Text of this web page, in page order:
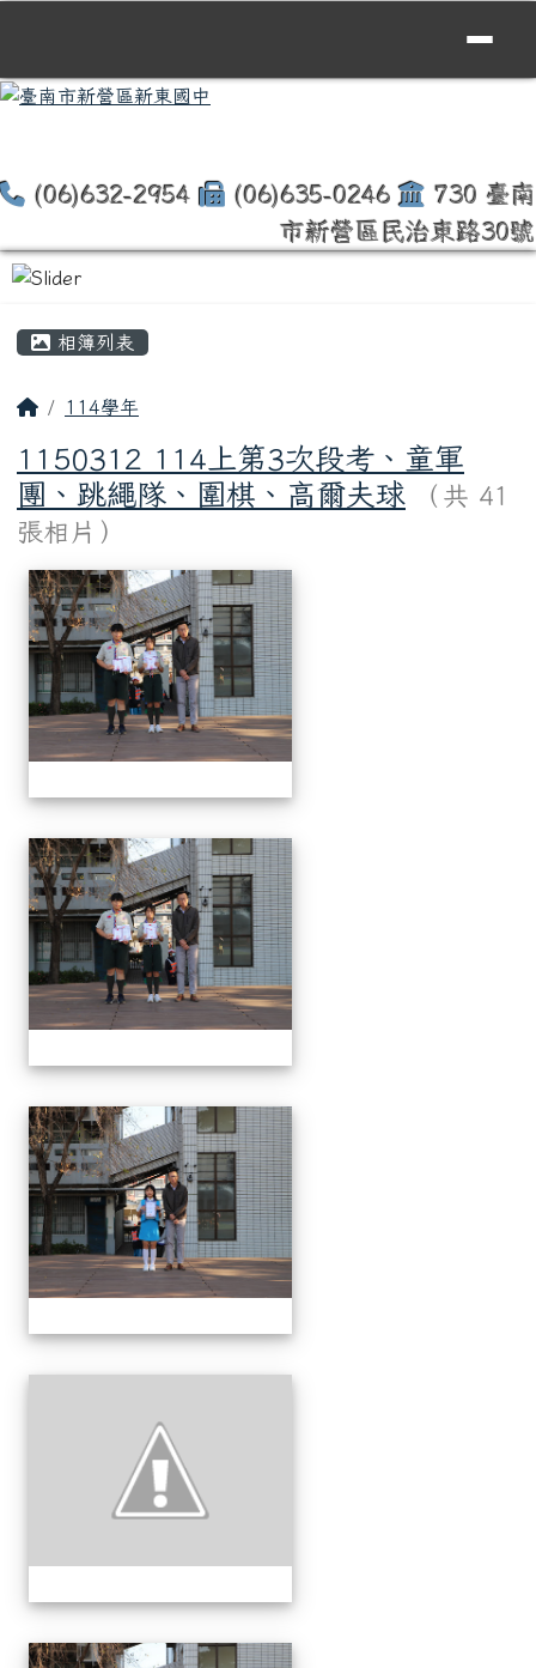
(06)632-2954 (06)635-0246
730 臺南
市新營區民治東路30號
相簿列表
回首頁114學年
1150312 114上第3次段考、童軍
團、跳繩隊、圍棋、高爾夫球
（共 41
張相片）
相簿列表 1150312 114上第3次段考
1150312 114上第3次段考
1150312 114上第3次段考
1150312 114上第3次段考